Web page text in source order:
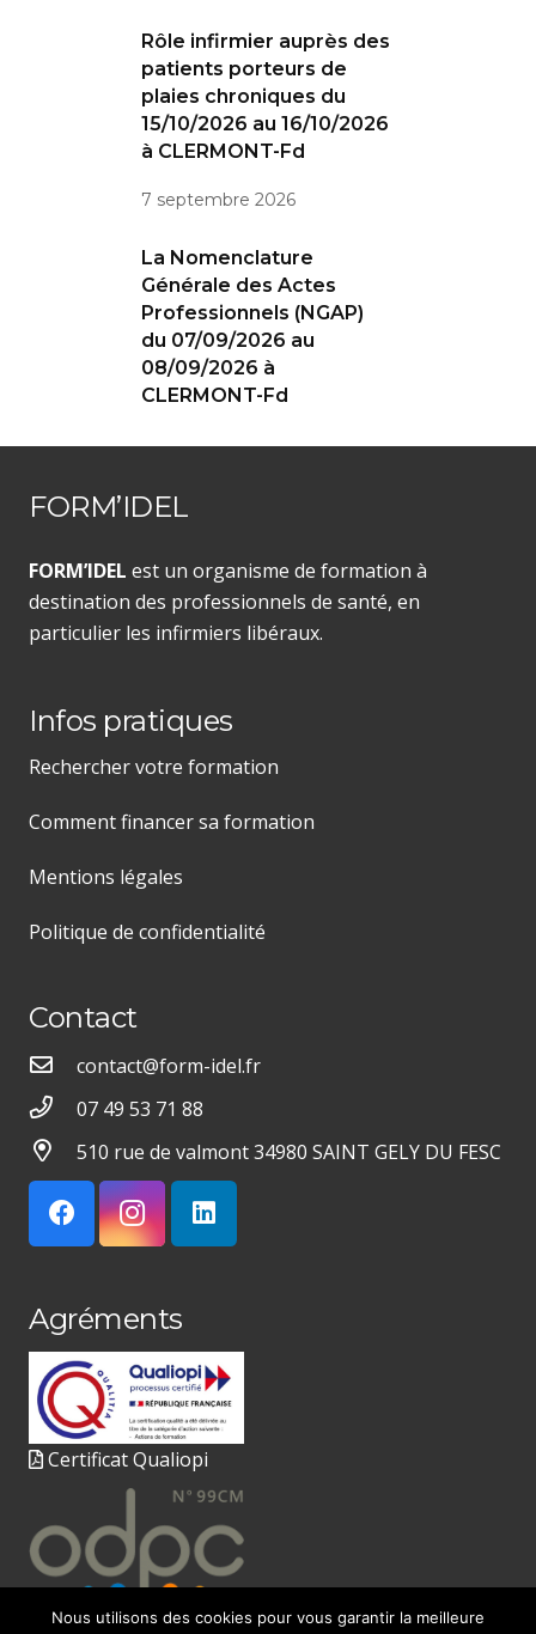
Rôle infirmier auprès des
patients porteurs de
plaies chroniques du
15/10/2026 au 16/10/2026
à CLERMONT-Fd
7 septembre 2026
La Nomenclature
Générale des Actes
Professionnels (NGAP)
du 07/09/2026 au
08/09/2026 à
CLERMONT-Fd
FORM’IDEL
FORM’IDEL est un organisme de formation à
destination des professionnels de santé, en
particulier les infirmiers libéraux.
Infos pratiques
Rechercher votre formation
Comment financer sa formation
Mentions légales
Politique de confidentialité
Contact
contact@form-idel.fr
07 49 53 71 88
510 rue de valmont 34980 SAINT GELY DU FESC
Agréments
Certificat Qualiopi
Nous utilisons des cookies pour vous garantir la meilleure